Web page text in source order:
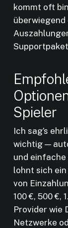
kommt oft
Spieler
Ich sag’s
wichtig —
und
lohnt sich
von
100 €, 500 €,
Provider wie
Netzwerke